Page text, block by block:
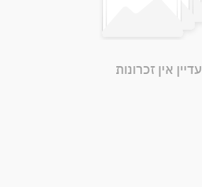
עדיין אין זכרונות